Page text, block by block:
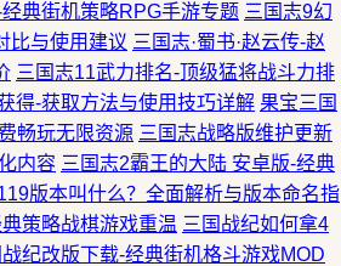
典街机策略RPG手游专题 三国志9幻
比与使用建议 三国志·蜀书·赵云传-赵
三国志11武力排名-顶级猛将战斗力排
得-获取方法与使用技巧详解 果宝三国
畅玩无限资源 三国志战略版维护更新
内容 三国志2霸王的大陆 安卓版-经典
版本叫什么？全面解析与版本命名指
策略战棋游戏重温 三国战纪如何拿4
战纪改版下载-经典街机格斗游戏MOD